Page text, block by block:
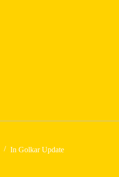
In Golkar Update